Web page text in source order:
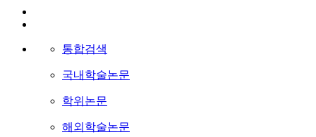
통합검색
국내학술논문
학위논문
해외학술논문